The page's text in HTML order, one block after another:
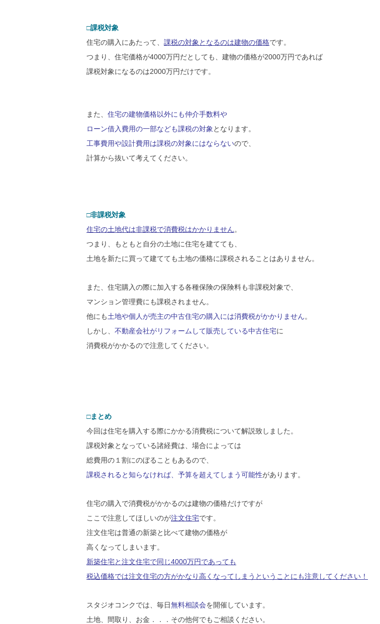
□課税対象
住宅の購入にあたって、 課税の対象となるのは建物の価格です。
つまり、住宅価格が4000万円だとしても、建物の価格が2000万円であれば
課税対象になるのは2000万円だけです。
また、 住宅の建物価格以外にも仲介手数料や
ローン借入費用の一部なども課税の対象 となります。
工事費用や設計費用は課税の対象にはならないので、
計算から抜いて考えてください。
□非課税対象
住宅の土地代は非課税で消費税はかかりません。
つまり、もともと自分の土地に住宅を建てても、
土地を新たに買って建てても土地の価格に課税されることはありません。
また、住宅購入の際に加入する各種保険の保険料も非課税対象で、
マンション管理費にも課税されません。
他にも土地や個人が売主の中古住宅の購入には消費税がかかりません。
しかし、 不動産会社がリフォームして販売している中古住宅に
消費税がかかるので注意してください。
□まとめ
今回は住宅を購入する際にかかる消費税について解説致しました。
課税対象となっている諸経費は、場合によっては
総費用の１割にのぼることもあるので、
課税されると知らなければ、予算を超えてしまう可能性があります。
住宅の購入で消費税がかかるのは建物の価格だけですが
ここで注意してほしいのが注文住宅です。
注文住宅は普通の新築と比べて建物の価格が
高くなってしまいます。
新築住宅と注文住宅で同じ4000万円であっても
税込価格では注文住宅の方がかなり高くなってしまうということにも注意してください！
スタジオコンクでは、毎日無料相談会を開催しています。
土地、間取り、お金．．．その他何でもご相談ください。